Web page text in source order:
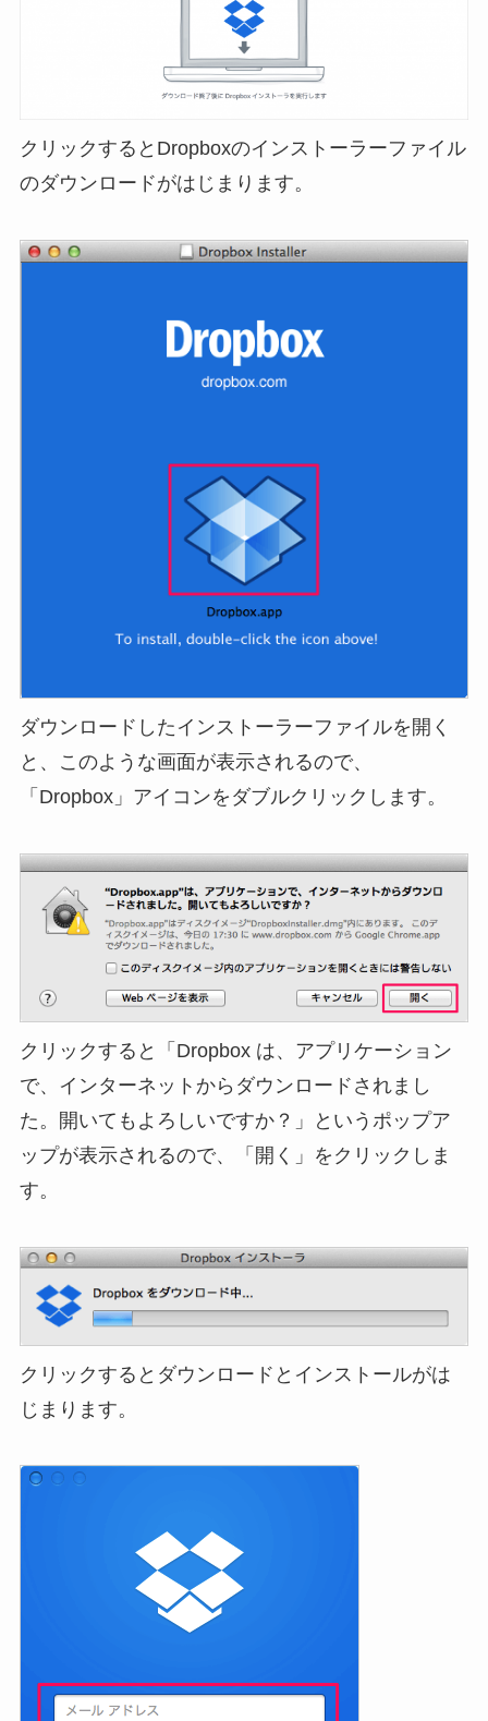
クリックするとDropboxのインストーラーファイル
のダウンロードがはじまります。
ダウンロードしたインストーラーファイルを開く
と、このような画面が表示されるので、
「Dropbox」アイコンをダブルクリックします。
クリックすると「Dropbox は、アプリケーション
で、インターネットからダウンロードされまし
た。開いてもよろしいですか？」というポップア
ップが表示されるので、「開く」をクリックしま
す。
クリックするとダウンロードとインストールがは
じまります。